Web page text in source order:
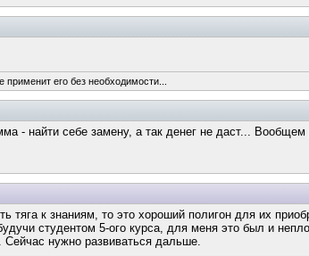
его без необходимости...
- найти себе замену, а так денег не даст...
тяга к знаниям, то это хороший полигон для их
студентом 5-ого курса, для меня это был и
нужно развиваться дальше.